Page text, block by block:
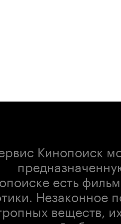
Кинопоиск
есть
Незаконное
веществ,